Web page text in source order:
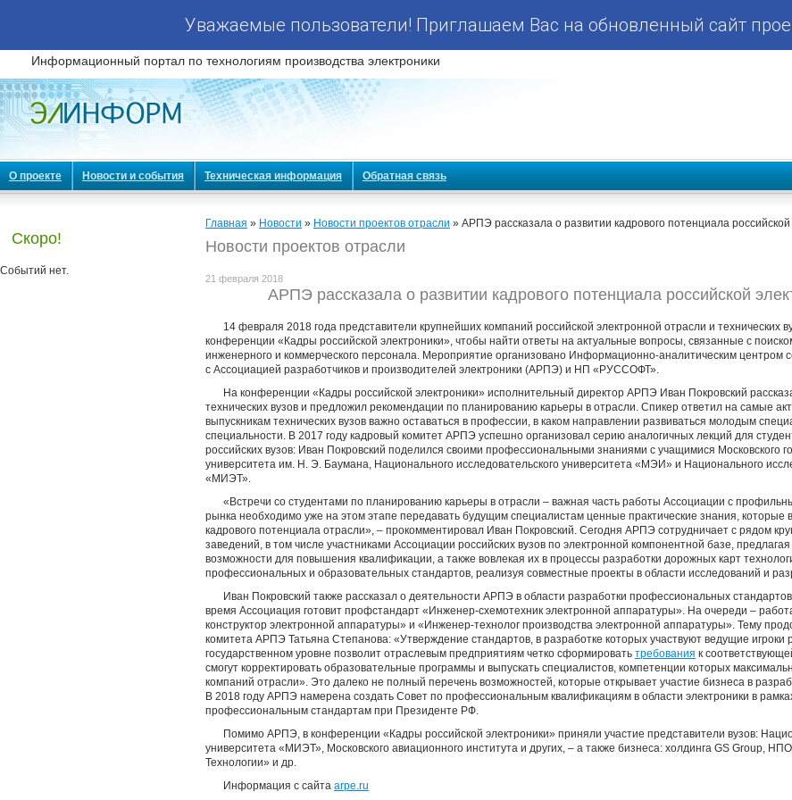
Уважаемые пользователи! Приглашаем Вас на обновленный сайт
Информационный портал по технологиям производства электроники
О проекте Новости и события Техническая информация Обратная связь
Скоро!
Событий нет.
Главная » Новости » Новости проектов отрасли » АРПЭ рассказала о развитии кадрового потенциала
Новости проектов отрасли
21 февраля 2018
АРПЭ рассказала о развитии кадрового потенциала российской
14 февраля 2018 года представители крупнейших компаний российской электронной отрасли и технических
конференции «Кадры российской электроники», чтобы найти ответы на актуальные вопросы, связанные с
инженерного и коммерческого персонала. Мероприятие организовано Информационно-аналитическим центром
с Ассоциацией разработчиков и производителей электроники (АРПЭ) и НП «РУССОФТ».
На конференции «Кадры российской электроники» исполнительный директор АРПЭ Иван Покровский
технических вузов и предложил рекомендации по планированию карьеры в отрасли. Спикер ответил на самые
выпускникам технических вузов важно оставаться в профессии, в каком направлении развиваться молодым
специальности. В 2017 году кадровый комитет АРПЭ успешно организовал серию аналогичных лекций для
российских вузов: Иван Покровский поделился своими профессиональными знаниями с учащимися Московского
университета им. Н. Э. Баумана, Национального исследовательского университета «МЭИ» и Национального
«МИЭТ».
«Встречи со студентами по планированию карьеры в отрасли – важная часть работы Ассоциации с
рынка необходимо уже на этом этапе передавать будущим специалистам ценные практические знания, которые
кадрового потенциала отрасли», – прокомментировал Иван Покровский. Сегодня АРПЭ сотрудничает с рядом
заведений, в том числе участниками Ассоциации российских вузов по электронной компонентной базе,
возможности для повышения квалификации, а также вовлекая их в процессы разработки дорожных карт
профессиональных и образовательных стандартов, реализуя совместные проекты в области исследований и
Иван Покровский также рассказал о деятельности АРПЭ в области разработки профессиональных
время Ассоциация готовит профстандарт «Инженер-схемотехник электронной аппаратуры». На очереди –
конструктор электронной аппаратуры» и «Инженер-технолог производства электронной аппаратуры». Тему
комитета АРПЭ Татьяна Степанова: «Утверждение стандартов, в разработке которых участвуют ведущие игроки
государственном уровне позволит отраслевым предприятиям четко сформировать требования к
смогут корректировать образовательные программы и выпускать специалистов, компетенции которых
компаний отрасли». Это далеко не полный перечень возможностей, которые открывает участие бизнеса в
В 2018 году АРПЭ намерена создать Совет по профессиональным квалификациям в области электроники в
профессиональным стандартам при Президенте РФ.
Помимо АРПЭ, в конференции «Кадры российской электроники» приняли участие представители вузов:
университета «МИЭТ», Московского авиационного института и других, – а также бизнеса: холдинга GS Group,
Технологии» и др.
Информация с сайта arpe.ru